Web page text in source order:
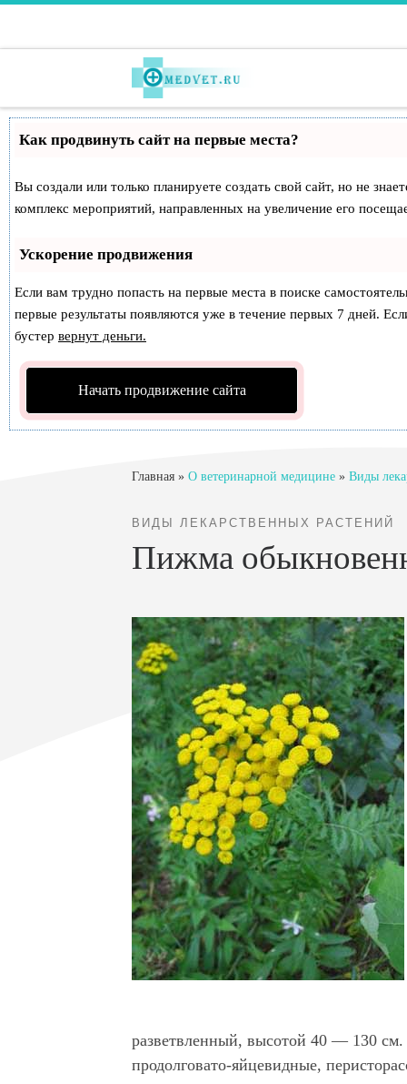
Как продвинуть сайт на первые места?
Вы создали или только планируете создать свой сайт, но не
комплекс мероприятий, направленных на увеличение его
Ускорение продвижения
Если вам трудно попасть на первые места в поиске
первые результаты появляются уже в течение первых 7 дней.
бустер вернут деньги.
Начать продвижение сайта
Главная » О ветеринарной медицине » Виды
ВИДЫ ЛЕКАРСТВЕННЫХ РАСТЕНИЙ
Пижма
разветвленный, высотой 40 — 130 см.
продолговато-яйцевидные,